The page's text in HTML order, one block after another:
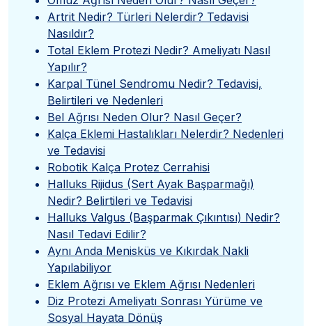
Artrit Nedir? Türleri Nelerdir? Tedavisi
Nasıldır?
Total Eklem Protezi Nedir? Ameliyatı Nasıl
Yapılır?
Karpal Tünel Sendromu Nedir? Tedavisi,
Belirtileri ve Nedenleri
Bel Ağrısı Neden Olur? Nasıl Geçer?
Kalça Eklemi Hastalıkları Nelerdir? Nedenleri
ve Tedavisi
Robotik Kalça Protez Cerrahisi
Halluks Rijidus (Sert Ayak Başparmağı)
Nedir? Belirtileri ve Tedavisi
Halluks Valgus (Başparmak Çıkıntısı) Nedir?
Nasıl Tedavi Edilir?
Aynı Anda Menisküs ve Kıkırdak Nakli
Yapılabiliyor
Eklem Ağrısı ve Eklem Ağrısı Nedenleri
Diz Protezi Ameliyatı Sonrası Yürüme ve
Sosyal Hayata Dönüş